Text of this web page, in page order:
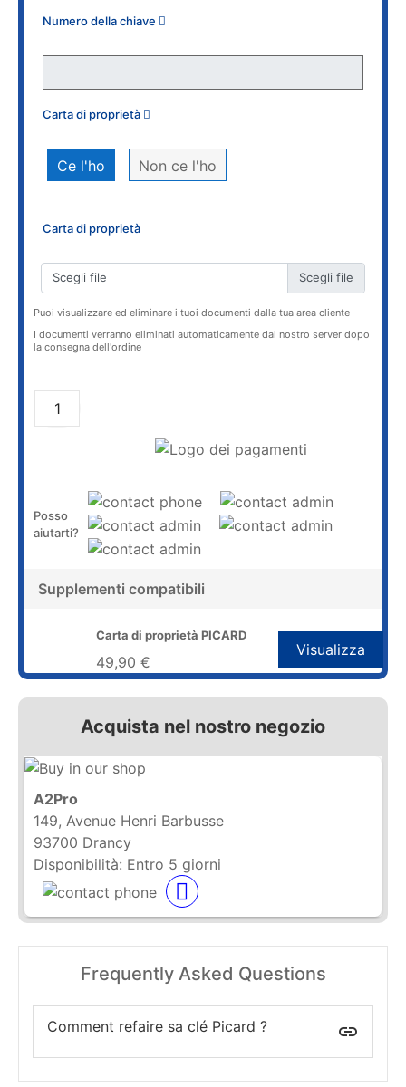
Numero della chiave
Carta di proprietà
Ce l'ho Non ce l'ho
Carta di proprietà
Scegli file
Puoi visualizzare ed eliminare i tuoi documenti dalla tua area cliente
I documenti verranno eliminati automaticamente dal nostro server dopo
la consegna dell'ordine
Posso
aiutarti?
Supplementi compatibili
Carta di proprietà PICARD
49,90 €
Visualizza
Acquista nel nostro negozio
A2Pro
149, Avenue Henri Barbusse
93700 Drancy
Disponibilità: Entro 5 giorni
Frequently Asked Questions
Comment refaire sa clé Picard ? insert_link